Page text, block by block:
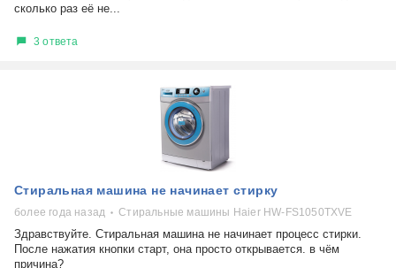
сколько раз её не...
3 ответа
Стиральная машина не начинает стирку
более года назад Стиральные машины Haier HW-FS1050TXVE
Здравствуйте. Стиральная машина не начинает процесс стирки.
После нажатия кнопки старт, она просто открывается. в чём
причина?